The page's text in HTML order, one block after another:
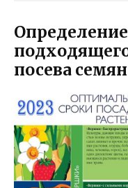
посева